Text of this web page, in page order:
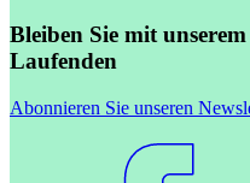
Bleiben Sie mit
Laufenden
Abonnieren Sie unseren